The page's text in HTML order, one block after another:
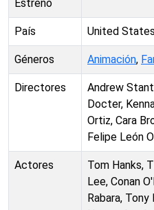
Estreno
País United
Géneros Animación,
Directores
Andrew
Docter,
Ortiz, Cara
Felipe León
Actores
Tom Hanks,
Lee, Conan
Rabara,